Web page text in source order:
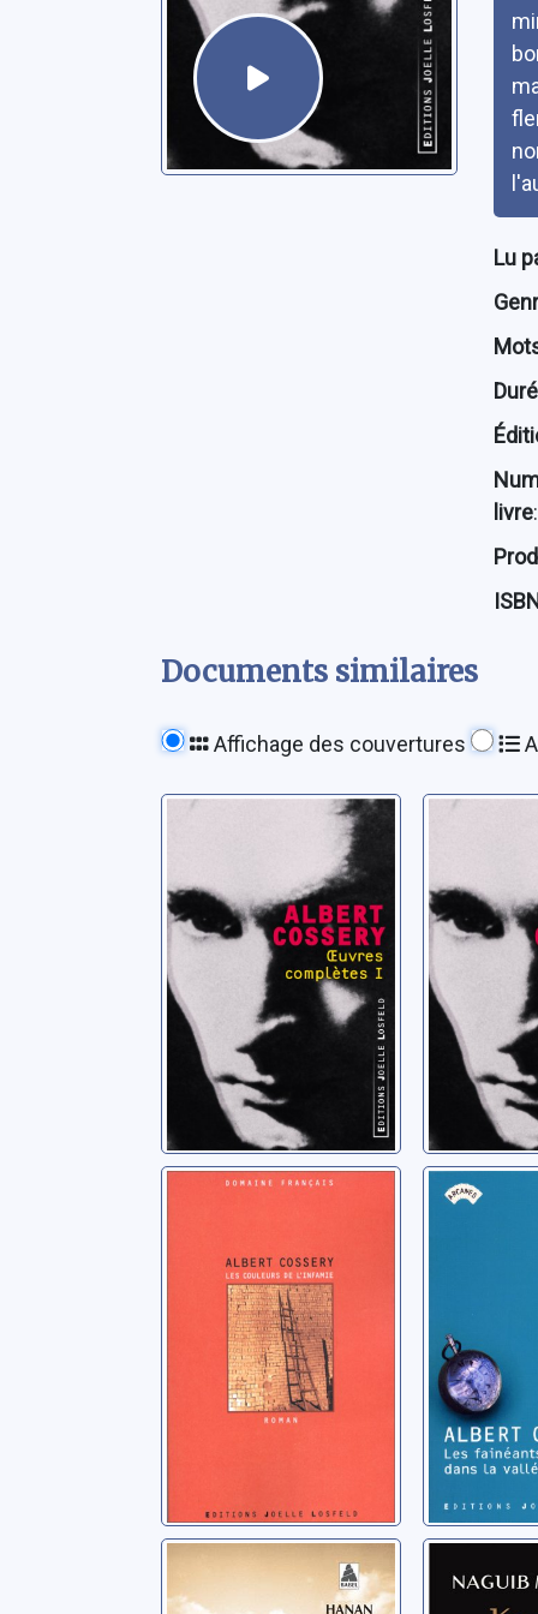
Lu
livre:
Documents similaires
Affichage des couvertures
Oeuvres
Mendiants et
orgueilleux
Cossery, Albert
Oeuvres
de dieu
Cossery,
Les couleurs de
Cossery, Albert
Les
Toute une
histoire
Mahfouz,